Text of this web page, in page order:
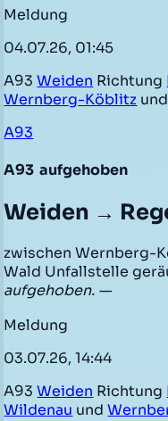
Meldung
04.07.26, 01:45
A93Weiden Richtung
Wernberg-Köblitz
A93
A93 aufgehoben
Weiden →
zwischen Wernberg-
Wald Unfallstelle
aufgehoben. —
Meldung
03.07.26, 14:44
A93Weiden Richtung
Wildenau und